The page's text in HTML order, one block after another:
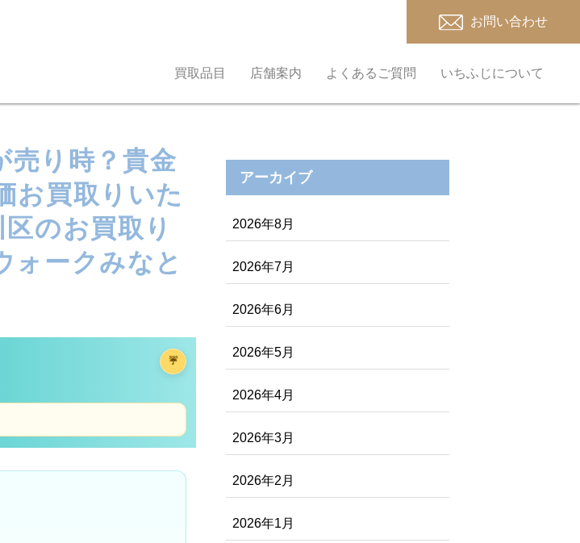
お問い合わせ
買取品目 店舗案内 よくあるご質問 いちふじについて
売り時？貴金
お買取りいた
のお買取り
ォークみなと
☔
アーカイブ
2026年8月
2026年7月
2026年6月
2026年5月
2026年4月
2026年3月
2026年2月
2026年1月